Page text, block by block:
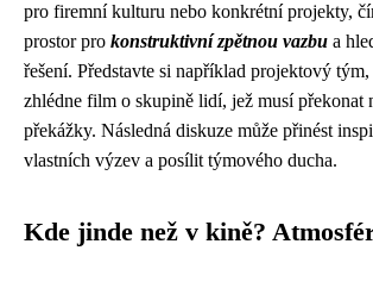
pro firemní kulturu nebo konkrétní projekty,
prostor pro konstruktivní zpětnou vazbu a
řešení. Představte si například projektový
zhlédne film o skupině lidí, jež musí překonat
překážky. Následná diskuze může přinést
vlastních výzev a posílit týmového ducha.
Kde jinde než v kině?